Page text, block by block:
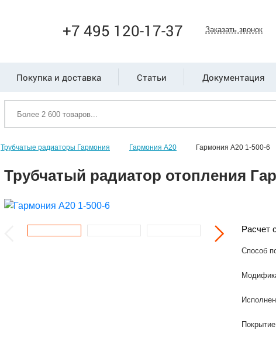
+7 495 120-17-37 Заказать звонок
Покупка и доставка Статьи Документация
Трубчатые радиаторы Гармония Гармония А20 Гармония А20 1-500-6
Трубчатый радиатор отопления
Расчет
Способ
Покрытие